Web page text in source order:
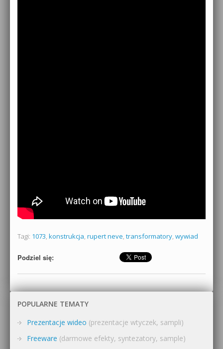
Tagi: 1073, konstrukcja, rupert neve, transformatory, wywiad
Podziel się:
POPULARNE TEMATY
Prezentacje wideo (prezentacje wtyczek, sampli)
Freeware (darmowe efekty, syntezatory, sample)